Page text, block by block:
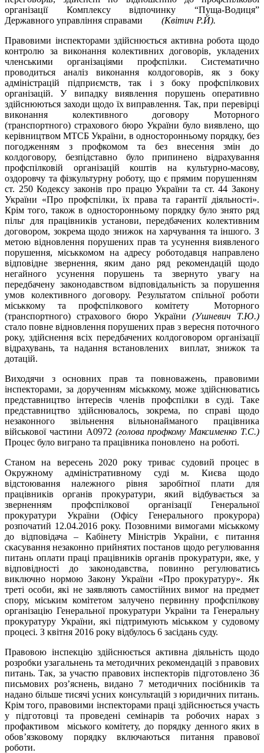
організації Комплексу відпочинку “Пуща-Водиця”
Державного управління справами (Квітич Р.Й).
Правовими інспекторами здійснюється активна робота щодо
контролю за виконання колективних договорів, укладених
членськими організаціями профспілки. Систематично
проводиться аналіз виконання колдоговорів, як з боку
адміністрацій підприємств, так і з боку профспілкових
організацій. У випадку виявлення порушень оперативно
здійснюються заходи щодо їх виправлення. Так, при перевірці
виконання колективного договору Моторного
(транспортного) страхового бюро України було виявлено, що
керівництвом МТСБ України, в односторонньому порядку, без
погодженням з профкомом та без внесення змін до
колдоговору, безпідставно було припинено відрахування
профспілковій організацій коштів на культурно-масову,
оздоровчу та фізкультурну роботу, що є прямим порушенням
ст. 250 Кодексу законів про працю України та ст. 44 Закону
України «Про профспілки, їх права та гарантії діяльності».
Крім того, також в односторонньому порядку було знято ряд
пільг для працівників установи, передбачених колективним
договором, зокрема щодо знижок на харчування та іншого. З
метою відновлення порушених прав та усунення виявленого
порушення, міськкомом на адресу роботодавця направлено
відповідне звернення, яким дано ряд рекомендацій щодо
негайного усунення порушень та звернуто увагу на
передбачену законодавством відповідальність за порушення
умов колективного договору. Результатом спільної роботи
міськкому та профспілкового комітету Моторного
(транспортного) страхового бюро України (Ушневич Т.Ю.)
стало повне відновлення порушених прав з вересня поточного
року, здійснення всіх передбачених колдоговором організації
відрахувань, та надання встановлених виплат, знижок та
дотацій.
Виходячи з основних прав та повноважень, правовими
інспекторами, за дорученням міськкому, може здійснюватись
представництво інтересів членів профспілки в суді. Таке
представництво здійснювалось, зокрема, по справі щодо
незаконного звільнення вільнонайманого працівника
військової частини А0972 (голова профкому Максименко Т.С.)
Процес було виграно та працівника поновлено на роботі.
Станом на вересень 2020 року триває судовий процес в
Окружному адміністративному суді м. Києва щодо
відстоювання належного рівня заробітної плати для
працівників органів прокуратури, який відбувається за
зверненням профспілкової організації Генеральної
прокуратури України (Офісу Генерального прокурора)
розпочатий 12.04.2016 року. Позовними вимогами міськкому
до відповідача – Кабінету Міністрів України, є питання
скасування незаконно прийнятих постанов щодо регулювання
питань оплати праці працівників органів прокуратури, яке, у
відповідності до законодавства, повинно регулюватись
виключно нормою Закону України «Про прокуратуру». Як
треті особи, які не заявляють самостійних вимог на предмет
спору, міським комітетом залучено первинну профспілкову
організацію Генеральної прокуратури України та Генеральну
прокуратуру України, які підтримують міськком у судовому
процесі. З квітня 2016 року відбулось 6 засідань суду.
Правовою інспекцію здійснюється активна діяльність щодо
розробки узагальнень та методичних рекомендацій з правових
питань. Так, за участю правових інспекторів підготовлено 36
письмових роз’яснень, видано 7 методичних посібників та
надано більше тисячі усних консультацій з юридичних питань.
Крім того, правовими інспекторами праці здійснюється участь
у підготовці та проведені семінарів та робочих нарах з
профактивом міського комітету, до порядку денного яких в
обов’язковому порядку включаються питання правової
роботи.